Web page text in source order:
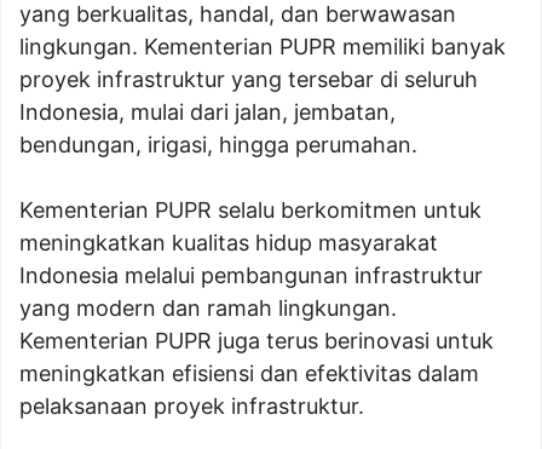
yang berkualitas, handal, dan berwawasan
lingkungan. Kementerian PUPR memiliki banyak
proyek infrastruktur yang tersebar di seluruh
Indonesia, mulai dari jalan, jembatan,
bendungan, irigasi, hingga perumahan.
Kementerian PUPR selalu berkomitmen untuk
meningkatkan kualitas hidup masyarakat
Indonesia melalui pembangunan infrastruktur
yang modern dan ramah lingkungan.
Kementerian PUPR juga terus berinovasi untuk
meningkatkan efisiensi dan efektivitas dalam
pelaksanaan proyek infrastruktur.